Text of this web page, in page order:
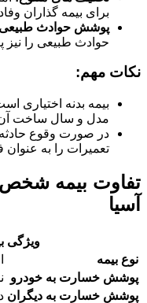
برای بیمه گذاران
پوشش حوادث
حوادث طبیعی را
نکات مهم:
بیمه بدنه اختیاری
مدل و سال ساخت آن
در صورت وقوع حادثه،
تعمیرات را به عنوان
تفاوت بیمه شخص
آسیا
ویژگی
نوع بیمه
پوشش خسارت به خودرو
پوشش خسارت به دیگران